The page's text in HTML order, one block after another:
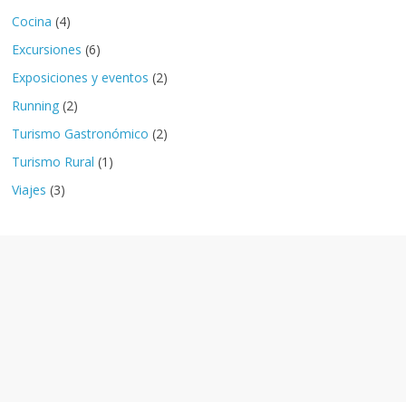
Cocina (4)
Excursiones (6)
Exposiciones y eventos (2)
Running (2)
Turismo Gastronómico (2)
Turismo Rural (1)
Viajes (3)